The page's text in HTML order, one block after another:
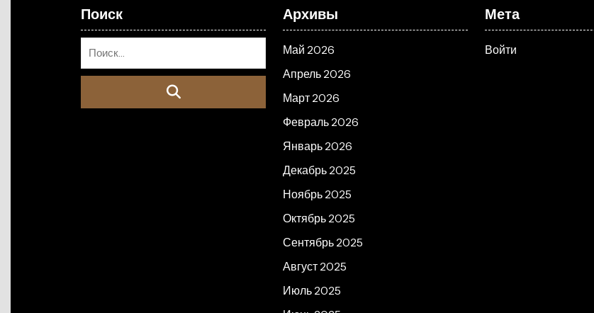
Поиск Архивы
Май 2026
Апрель 2026
Март 2026
Февраль 2026
Январь 2026
Декабрь 2025
Ноябрь 2025
Октябрь 2025
Сентябрь 2025
Август 2025
Июль 2025
Мета
Войти